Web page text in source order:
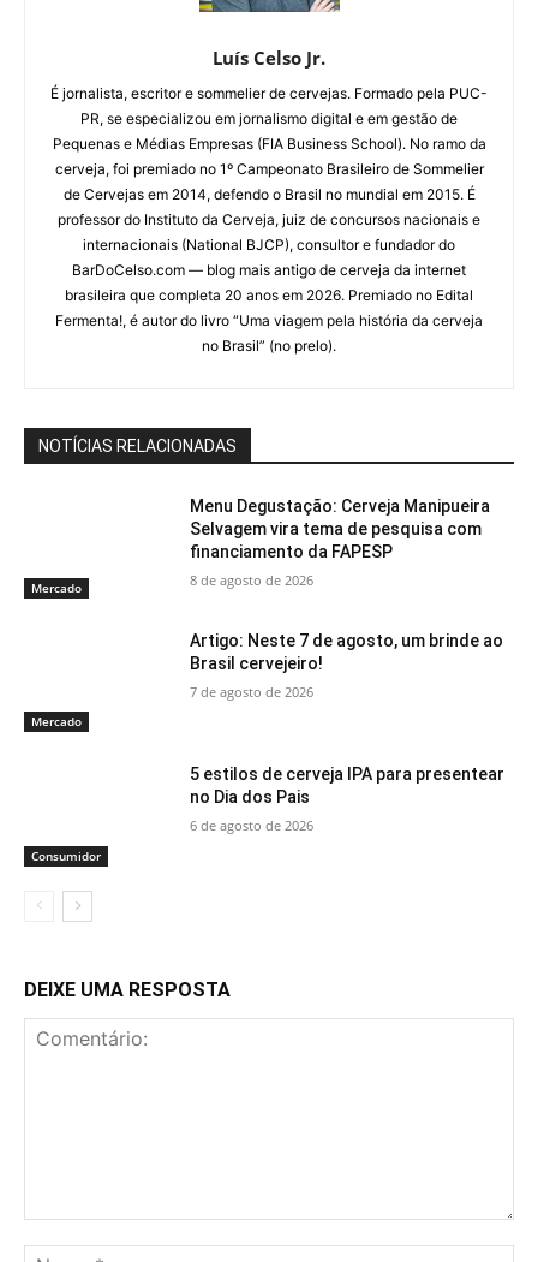
Luís Celso Jr.
É jornalista, escritor e sommelier de cervejas. Formado pela PUC-
PR, se especializou em jornalismo digital e em gestão de
Pequenas e Médias Empresas (FIA Business School). No ramo da
cerveja, foi premiado no 1º Campeonato Brasileiro de Sommelier
de Cervejas em 2014, defendo o Brasil no mundial em 2015. É
professor do Instituto da Cerveja, juiz de concursos nacionais e
internacionais (National BJCP), consultor e fundador do
BarDoCelso.com — blog mais antigo de cerveja da internet
brasileira que completa 20 anos em 2026. Premiado no Edital
Fermenta!, é autor do livro “Uma viagem pela história da cerveja
no Brasil” (no prelo).
NOTÍCIAS RELACIONADAS
Mercado
Menu Degustação: Cerveja Manipueira
Selvagem vira tema de pesquisa com
financiamento da FAPESP
8 de agosto de 2026
Mercado
Artigo: Neste 7 de agosto, um brinde ao
Brasil cervejeiro!
7 de agosto de 2026
Consumidor
5 estilos de cerveja IPA para presentear
no Dia dos Pais
6 de agosto de 2026
DEIXE UMA RESPOSTA